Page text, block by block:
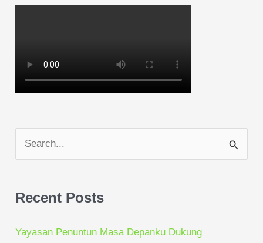
c
Recent Posts
Yayasan Penuntun Masa Depanku Dukung